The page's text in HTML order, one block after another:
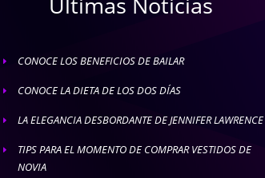
E CONOCE LOS BENEFICIOS DE BAILAR
E CONOCE LA DIETA DE LOS DOS DÍAS
E LA ELEGANCIA DESBORDANTE DE JENNIFER LAWRENCE
E
TIPS PARA EL MOMENTO DE COMPRAR VESTIDOS DE
NOVIA